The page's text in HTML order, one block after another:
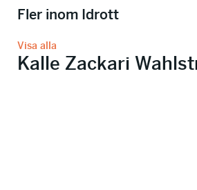
Fler inom Idrott
Visa alla
Kalle Zackari